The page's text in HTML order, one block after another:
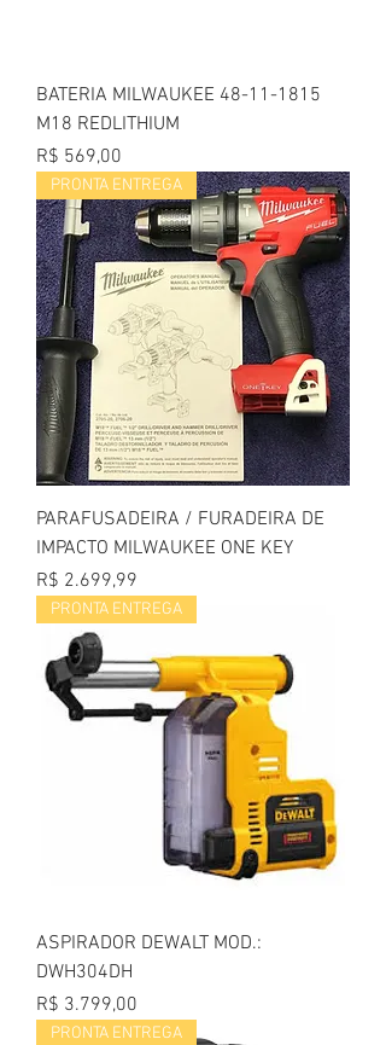
BATERIA MILWAUKEE 48-11-1815
M18 REDLITHIUM
Preço
R$ 569,00
PRONTA ENTREGA
PARAFUSADEIRA / FURADEIRA DE
IMPACTO MILWAUKEE ONE KEY
Preço
R$ 2.699,99
PRONTA ENTREGA
ASPIRADOR DEWALT MOD.:
DWH304DH
Preço
R$ 3.799,00
PRONTA ENTREGA